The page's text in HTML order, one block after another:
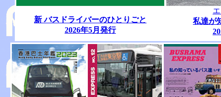
新 バスドライバーのひとりごと
2026年5月発行
私達が